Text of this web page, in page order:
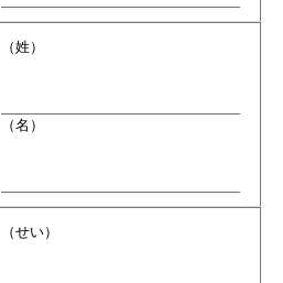
（姓）
（名）
（せい）